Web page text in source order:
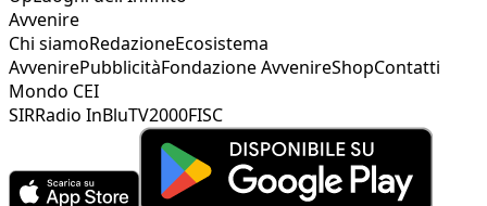
Avvenire
Chi siamoRedazioneEcosistema
AvvenirePubblicitàFondazione AvvenireShopContatti
Mondo CEI
SIRRadio InBluTV2000FISC